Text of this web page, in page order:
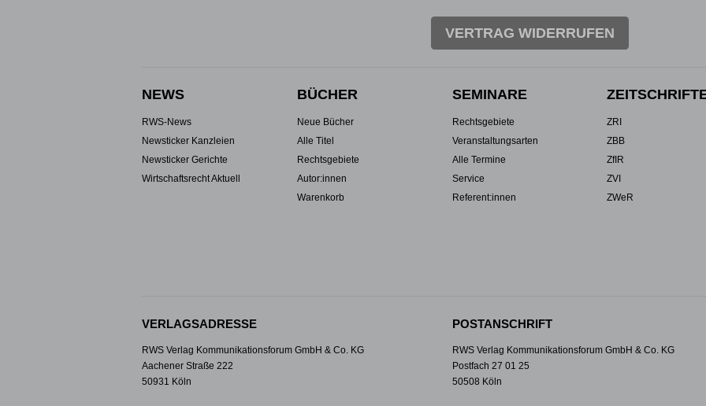
VERTRAG WIDERRUFEN
NEWS
RWS-News
Newsticker Kanzleien
Newsticker Gerichte
Wirtschaftsrecht Aktuell
BÜCHER
Neue Bücher
Alle Titel
Rechtsgebiete
Autor:innen
Warenkorb
SEMINARE
Rechtsgebiete
Veranstaltungsarten
Alle Termine
Service
Referent:innen
ZRI
ZBB
ZfIR
ZVI
ZWeR
VERLAGSADRESSE
RWS Verlag Kommunikationsforum GmbH & Co. KG
Aachener Straße 222
50931 Köln
POSTANSCHRIFT
RWS Verlag Kommunikationsforum GmbH & Co. KG
Postfach 27 01 25
50508 Köln